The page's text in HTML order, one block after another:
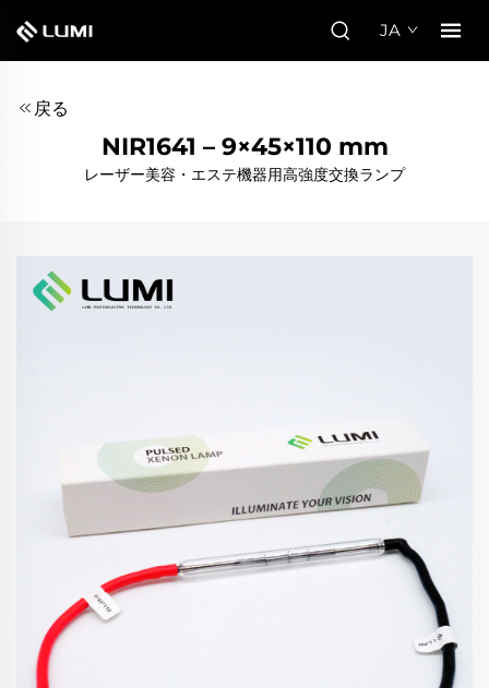
JA
戻る
NIR1641 – 9×45×110 mm
レーザー美容・エステ機器用高強度交換ランプ